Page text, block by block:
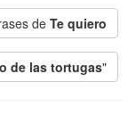
de Te quiero
de las tortugas"